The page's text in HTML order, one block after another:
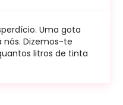
Uma gota
nós. Dizemos-te
litros de tinta